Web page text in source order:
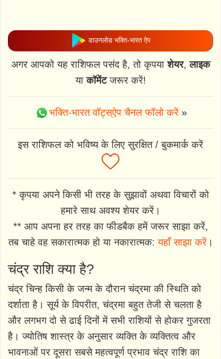
डाउनलोड भक्ति-भारत ऐप
अगर आपको यह राशिफल पसंद है, तो कृपयाशेयर,लाइक
याकॉमेंटजरूर करें!
भक्ति-भारत वॉट्स्ऐप चैनल फॉलो करें»
इस राशिफल को भविष्य के लिए सुरक्षित / बुकमार्क करें
* कृपया अपने किसी भी तरह के सुझावों अथवा विचारों को
हमारे साथ अवश्य शेयर करें।
** आप अपना हर तरह का फीडबैक हमें जरूर साझा करें,
तब चाहे वह सकारात्मक हो या नकारात्मक:यहाँ साझा करें।
चंद्र राशि क्या है?
चंद्र चिन्ह किसी के जन्म के दौरान चंद्रमा की स्थिति को
दर्शाता है। सूर्य के विपरीत, चंद्रमा बहुत तेजी से चलता है
और लगभग दो से ढाई दिनों में सभी राशियों से होकर गुजरता
है। ज्योतिष शास्त्र के अनुसार व्यक्ति के व्यक्तित्व और
भावनाओं पर दूसरा सबसे महत्वपूर्ण प्रभाव चंद्र राशि का